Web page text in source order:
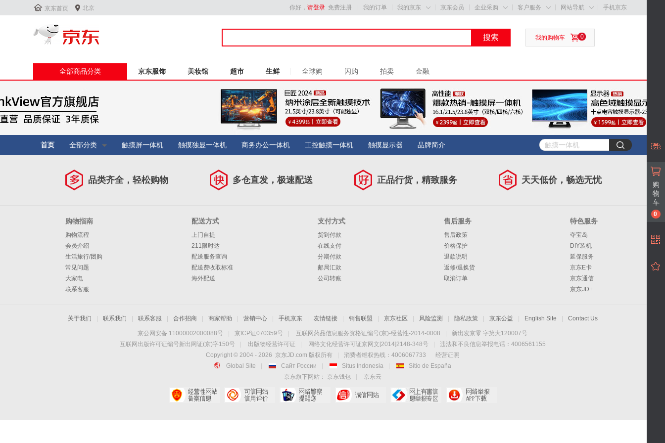
 京东首页  北京 你好， 请登录 免费注册 我的订单 我的京东  京东会员 企业采购  客户服务  网站导航  手机京东
搜索 0
我的购物车
全部商品分类 京东服饰 美妆馆 超市 生鲜 全球购 闪购 拍卖 金融
首页 全部分类 触摸屏一体机 触摸独显一体机 商务办公一体机 工控触摸一体机 触摸显示器 品牌简介
品类齐全，轻松购物 多仓直发，极速配送 正品行货，精致服务 天天低价，畅选无忧
购物指南
购物流程
会员介绍
生活旅行/团购
常见问题
大家电
联系客服
配送方式
上门自提
211限时达
配送服务查询
配送费收取标准
海外配送
支付方式
货到付款
在线支付
分期付款
邮局汇款
公司转账
售后服务
售后政策
价格保护
退款说明
返修/退换货
取消订单
特色服务
夺宝岛
DIY装机
延保服务
京东E卡
京东通信
京东JD+
关于我们 联系我们 联系客服 合作招商 商家帮助 营销中心 手机京东 友情链接 销售联盟 京东社区 风险监测 隐私政策 京东公益 English Site Contact Us
京公网安备 11000002000088号 京ICP证070359号 互联网药品信息服务资格证编号(京)-经营性-2014-0008
新出发京零 字第大120007号
互联网出版许可证编号新出网证(京)字150号
出版物经营许可证 网络文化经营许可证京网文[2014]2148-348号
违法和不良信息举报电话：4006561155
Copyright © 2004 - 2026 京东JD.com 版权所有 消费者维权热线：4006067733
经营证照
Global Site
Сайт России Situs Indonesia
Sitio de España
京东旗下网站：
京东钱包 京东云
购
物
车
0